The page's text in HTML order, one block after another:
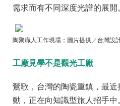
需求而有不同深度光譜的展開。
陶聚職人工作現場；圖片提供／台灣設
工廠見學不是觀光工廠
鶯歌，台灣的陶瓷重鎮，最
動，正在向知識型旅人招手